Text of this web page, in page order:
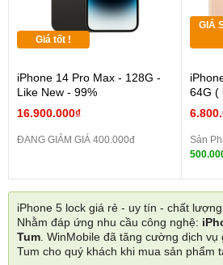
Giá tốt !
iPhone 14 Pro Max - 128G -
Like New - 99%
16.900.000₫
ĐANG GIẢM GIÁ 400.000đ
GIÁ
64G (
Sản
iPhone 5 lock giá rẻ - uy tín - chất
Nhằm đáp ứng nhu cầu công nghệ:
Tum. WinMobile đã tăng cường dịch vụ
Tum cho quý khách khi mua sản phẩm